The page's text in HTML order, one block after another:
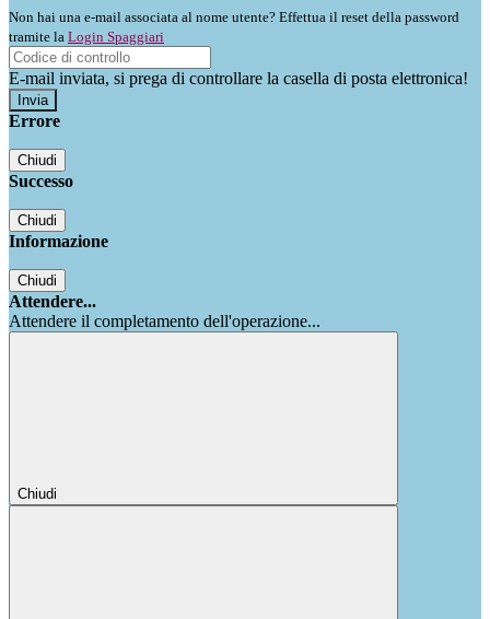
Non hai una e-mail associata al nome utente? Effettua il reset della password
tramite la Login Spaggiari
E-mail inviata, si prega di controllare la casella di posta elettronica!
Errore
Chiudi
Successo
Chiudi
Informazione
Chiudi
Attendere...
Attendere il completamento dell'operazione...
Chiudi